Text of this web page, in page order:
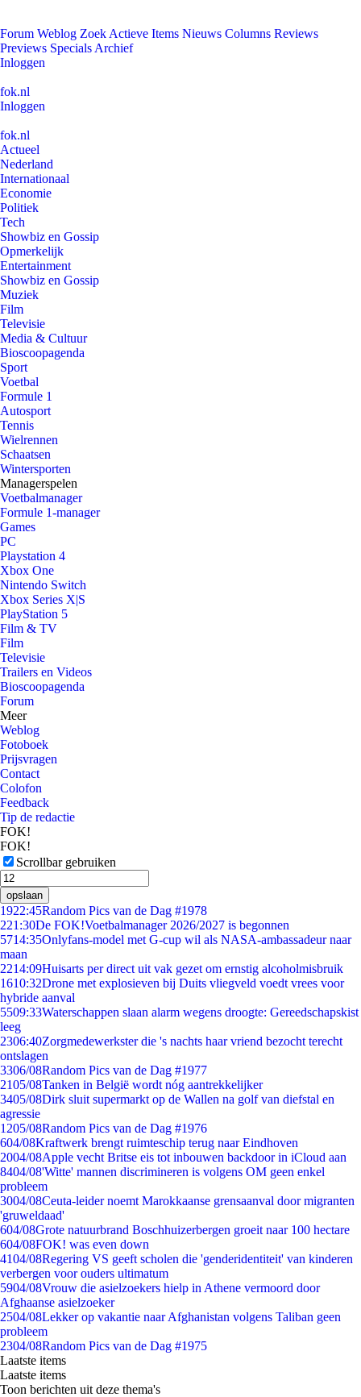
Forum Weblog Zoek Actieve Items Nieuws Columns Reviews
Previews Specials Archief
Inloggen
fok.nl
Inloggen
fok.nl
Actueel
Nederland
Internationaal
Economie
Politiek
Tech
Showbiz en Gossip
Opmerkelijk
Entertainment
Showbiz en Gossip
Muziek
Film
Televisie
Media & Cultuur
Bioscoopagenda
Sport
Voetbal
Formule 1
Autosport
Tennis
Wielrennen
Schaatsen
Wintersporten
Managerspelen
Voetbalmanager
Formule 1-manager
Games
PC
Playstation 4
Xbox One
Nintendo Switch
Xbox Series X|S
PlayStation 5
Film & TV
Film
Televisie
Trailers en Videos
Bioscoopagenda
Forum
Meer
Weblog
Fotoboek
Prijsvragen
Contact
Colofon
Feedback
Tip de redactie
FOK!
FOK!
Scrollbar gebruiken
opslaan
1922:45Random Pics van de Dag #1978
221:30De FOK!Voetbalmanager 2026/2027 is begonnen
5714:35Onlyfans-model met G-cup wil als NASA-ambassadeur naar
maan
2214:09Huisarts per direct uit vak gezet om ernstig alcoholmisbruik
1610:32Drone met explosieven bij Duits vliegveld voedt vrees voor
hybride aanval
5509:33Waterschappen slaan alarm wegens droogte: Gereedschapskist
leeg
2306:40Zorgmedewerkster die 's nachts haar vriend bezocht terecht
ontslagen
3306/08Random Pics van de Dag #1977
2105/08Tanken in België wordt nóg aantrekkelijker
3405/08Dirk sluit supermarkt op de Wallen na golf van diefstal en
agressie
1205/08Random Pics van de Dag #1976
604/08Kraftwerk brengt ruimteschip terug naar Eindhoven
2004/08Apple vecht Britse eis tot inbouwen backdoor in iCloud aan
8404/08'Witte' mannen discrimineren is volgens OM geen enkel
probleem
3004/08Ceuta-leider noemt Marokkaanse grensaanval door migranten
'gruweldaad'
604/08Grote natuurbrand Boschhuizerbergen groeit naar 100 hectare
604/08FOK! was even down
4104/08Regering VS geeft scholen die 'genderidentiteit' van kinderen
verbergen voor ouders ultimatum
5904/08Vrouw die asielzoekers hielp in Athene vermoord door
Afghaanse asielzoeker
2504/08Lekker op vakantie naar Afghanistan volgens Taliban geen
probleem
2304/08Random Pics van de Dag #1975
Laatste items
Laatste items
Toon berichten uit deze thema's